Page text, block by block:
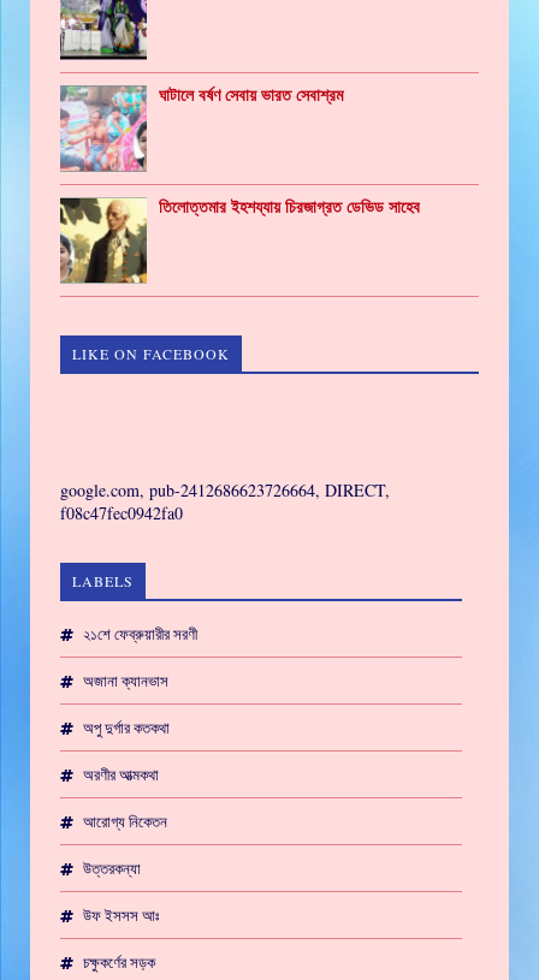
ঘাটালে বর্ষণ সেবায় ভারত সেবাশ্রম
তিলোত্তমার ইহশয্যায় চিরজাগ্রত ডেভিড সাহেব
LIKE ON FACEBOOK
google.com, pub-2412686623726664, DIRECT,
f08c47fec0942fa0
LABELS
২১শে ফেব্রুয়ারীর সরণী
অজানা ক্যানভাস
অপু দুর্গার কতকথা
অরণীর আত্মকথা
আরোগ্য নিকেতন
উত্তরকন্যা
উফ ইসসস আঃ
চক্ষুকর্ণের সড়ক